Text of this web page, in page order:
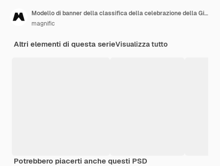
Modello di banner della classifica della celebrazione della Giornata della Terra
magnific
Altri elementi di questa serieVisualizza tutto
Potrebbero piacerti anche questi PSD